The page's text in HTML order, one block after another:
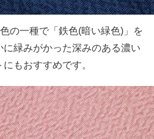
色の一種で「鉄色(暗い緑色)」を
緑みがかった深みのある濃い
もおすすめです。